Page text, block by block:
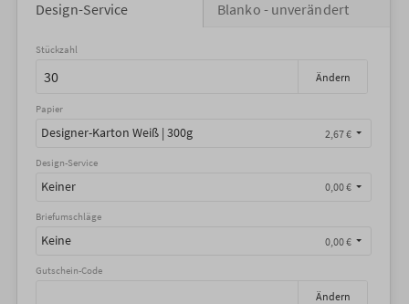
Design-Service Blanko - unverändert
Stückzahl
Ändern
Papier
Designer-Karton Weiß | 300g 2,67 €
Design-Service
Keiner 0,00 €
Briefumschläge
Keine 0,00 €
Gutschein-Code
Ändern